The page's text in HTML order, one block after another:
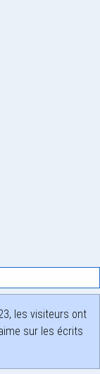
les visiteurs ont
sur les écrits